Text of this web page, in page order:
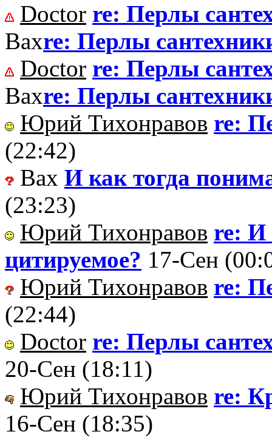
Doctor re: Перлы
Вахre: Перлы
Doctor re: Перлы
Вахre: Перлы
Юрий Тихонравов re:
(22:42)
Вах И как тогда
(23:23)
Юрий Тихонравов re: И
цитируемое? 17-Сен
Юрий Тихонравов re:
(22:44)
Doctor re: Перлы
20-Сен (18:11)
Юрий Тихонравов re:
16-Сен (18:35)